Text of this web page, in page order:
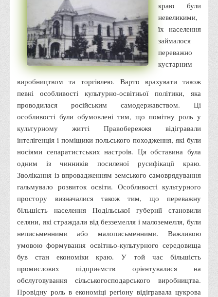
підприємництва
Туризму та готельно-ресторанної справи
Фізичного виховання та спорту
Менеджменту та публічного управління
Інноваційної економіки та цифрових технологій
Психології
Обліку та оподаткування
Фінансів
Іноземної філології та перекладу
Відділи
Реклами та зв'язків з громадськістю
Здобутки студентів
Матеріали наукових конференцій та вебінарів
Міжнародна діяльність
Закордонні партнери
Програми подвійного диплому
Програми стажування (міжнародна практика)
краю були
невеликими,
їх населення
займалося
переважно
кустарним
виробництвом та торгівлею. Варто врахувати також
певні особливості культурно-освітньої політики, яка
проводилася російським самодержавством. Ці
особливості були обумовлені тим, що помітну роль у
культурному житті Правобережжя відігравали
інтелігенція і поміщики польського походження, які були
носіями сепаратистських настроїв. Ця обставина була
одним із чинників посиленої русифікації краю.
Зволікання із впровадженням земського самоврядування
гальмувало розвиток освіти. Особливості культурного
простору визначалися також тим, що переважну
більшість населення Подільської губернії становили
селяни, які страждали від безземелля і малоземелля, були
неписьменними або малописьменними. Важливою
умовою формування освітньо-культурного середовища
був стан економіки краю. У той час більшість
промислових підприємств орієнтувалися на
обслуговування сільськогосподарського виробництва.
Провідну роль в економіці регіону відігравала цукрова